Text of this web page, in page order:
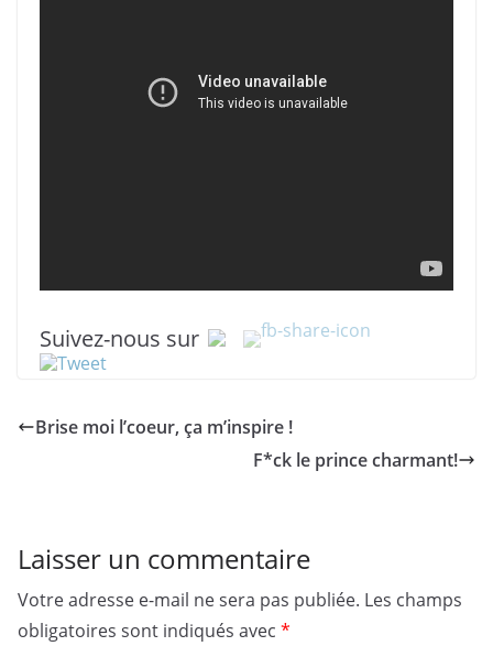
Suivez-nous sur
Brise moi l’coeur, ça m’inspire !
F*ck le prince charmant!
Laisser un commentaire
Votre adresse e-mail ne sera pas publiée. Les champs
obligatoires sont indiqués avec *